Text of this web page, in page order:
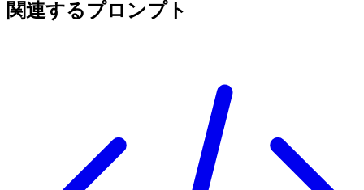
関連するプロンプト